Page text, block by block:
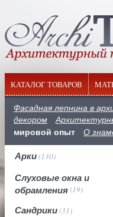
КАТАЛОГ ТОВАРОВ
Фасадная лепнина в
декором
мировой опыт О
Арки(130)
Слуховые окна и
обрамления(19)
Сандрики(31)